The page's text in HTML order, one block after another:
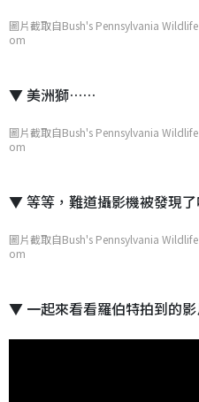
圖片截取自Bush's Pennsylvania
om
▼ 美洲獅……
圖片截取自Bush's Pennsylvania
om
▼ 等等，難道攝影機被發現了
圖片截取自Bush's Pennsylvania
om
▼ 一起來看看羅伯特拍到的影